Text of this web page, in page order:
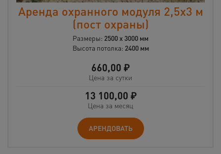
Аренда охранного модуля 2,5х3 м
(пост охраны)
Размеры: 2500 х 3000 мм
Высота потолка: 2400 мм
660,00 ₽
Цена за сутки
13 100,00 ₽
Цена за месяц
АРЕНДОВАТЬ